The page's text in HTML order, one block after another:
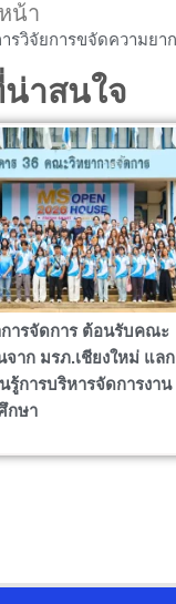
น้า
าสนใจ
ารจัดการ ต้อนรับคณะ
จาก มรภ.เชียงใหม่ แลก
รู้การบริหารจัดการงาน
กษา